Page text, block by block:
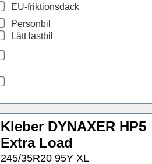
EU-friktionsdäck
Personbil
Lätt lastbil
Kleber DYNAXER HP5
Extra Load
245/35R20 95Y XL